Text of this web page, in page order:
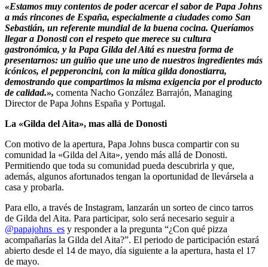
«Estamos muy contentos de poder acercar el sabor de Papa Johns
a más rincones de España, especialmente a ciudades como San
Sebastián, un referente mundial de la buena cocina. Queríamos
llegar a Donosti con el respeto que merece su cultura
gastronómica, y la Papa Gilda del Aitá es nuestra forma de
presentarnos: un guiño que une uno de nuestros ingredientes más
icónicos, el pepperoncini, con la mítica gilda donostiarra,
demostrando que compartimos la misma exigencia por el producto
de calidad.», comenta Nacho González Barrajón, Managing
Director de Papa Johns España y Portugal.
La «Gilda del Aita», mas allá de Donosti
Con motivo de la apertura, Papa Johns busca compartir con su
comunidad la «Gilda del Aita», yendo más allá de Donosti.
Permitiendo que toda su comunidad pueda descubrirla y que,
además, algunos afortunados tengan la oportunidad de llevársela a
casa y probarla.
Para ello, a través de Instagram, lanzarán un sorteo de cinco tarros
de Gilda del Aita. Para participar, solo será necesario seguir a
@papajohns_es y responder a la pregunta “¿Con qué pizza
acompañarías la Gilda del Aita?”. El periodo de participación estará
abierto desde el 14 de mayo, día siguiente a la apertura, hasta el 17
de mayo.